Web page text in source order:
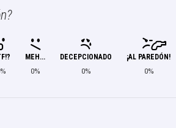
at
A
p
e
a
m
y
Li
n
ar
MEH...
0%
DECEPCIONADO
0%
¡AL PAREDÓN!
0%